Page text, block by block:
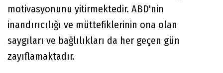
motivasyonunu yitirmektedir. ABD'nin
inandırıcılığı ve müttefiklerinin ona olan
saygıları ve bağlılıkları da her geçen gün
zayıflamaktadır.